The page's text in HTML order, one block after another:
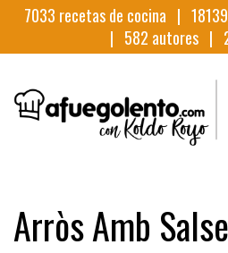
7033 recetas de cocina | 18139
| 582 autores |
Arròs Amb